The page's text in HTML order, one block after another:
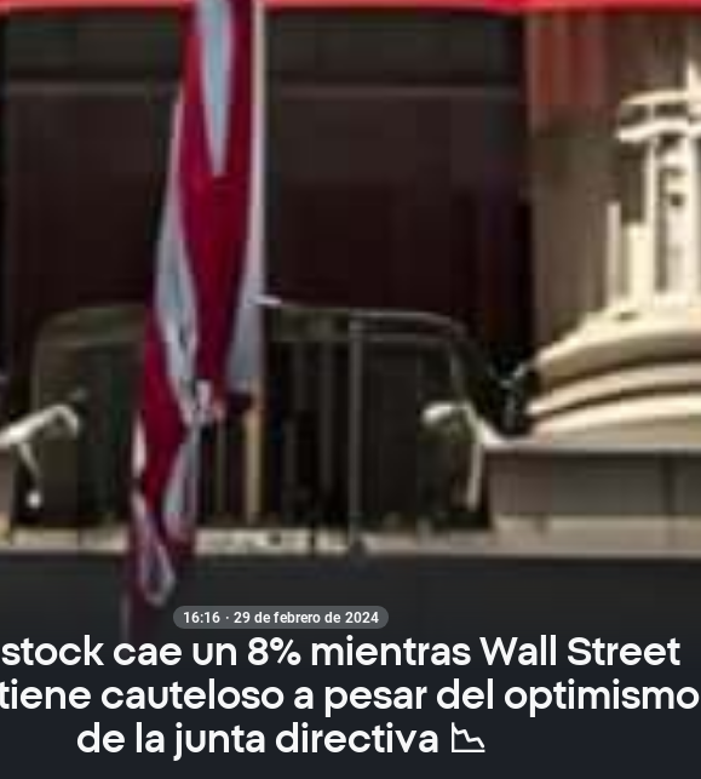
16:16 · 29 de febrero de 2024
cae un 8% mientras Wall Street
cauteloso a pesar del optimismo
de la junta directiva 📉